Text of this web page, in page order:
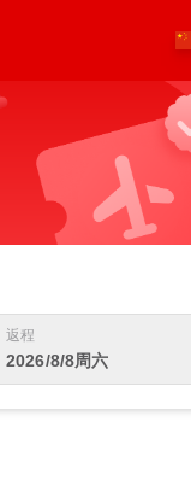
返程
2026/8/8周六